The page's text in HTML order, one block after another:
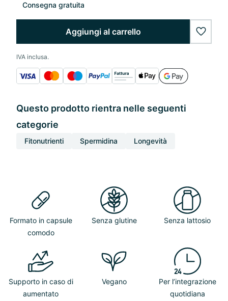
Consegna gratuita
Aggiungi al carrello
IVA inclusa.
Questo prodotto rientra nelle seguenti
categorie
Fitonutrienti Spermidina Longevità
Formato in capsule
comodo
Senza glutine Senza lattosio
Supporto in caso di
aumentato
Vegano
Per l’integrazione
quotidiana